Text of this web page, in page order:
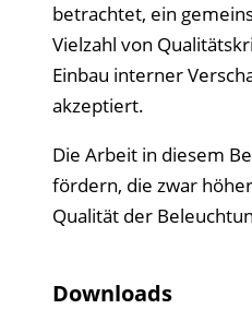
betrachtet, ein
Vielzahl von
Einbau interner
akzeptiert.
Die Arbeit in diesem
fördern, die zwar
Qualität der
Downloads